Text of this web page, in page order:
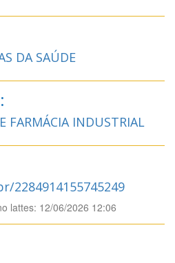
DA SAÚDE
FARMÁCIA INDUSTRIAL
2284914155745249
lattes: 12/06/2026 12:06